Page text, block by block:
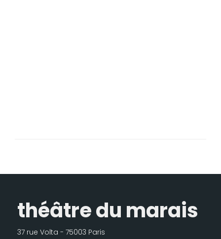
théâtre du marais
37 rue Volta - 75003 Paris